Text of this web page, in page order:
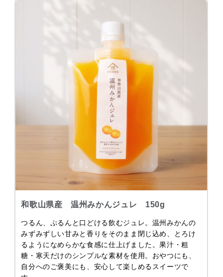
和歌山県産 温州みかんジュレ 150g
つるん、ぷるんと口どける飲むジュレ。温州みかんの
みずみずしい甘みと香りをそのまま閉じ込め、とろけ
るようになめらかな食感に仕上げました。果汁・粗
糖・寒天だけのシンプルな素材を使用。おやつにも、
自分へのご褒美にも、安心して楽しめるスイーツで